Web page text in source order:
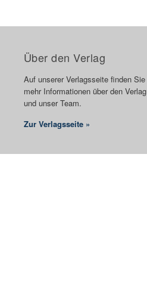
Über den Verlag
Auf unserer Verlagsseite finden Sie
mehr Informationen über den Verlag
und unser Team.
Zur Verlagsseite »